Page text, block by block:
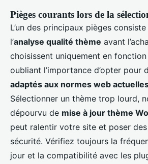
Pièges courants lors de la
L’un des principaux pièges
l’analyse qualité thème avant
choisissent uniquement en
oubliant l’importance d’opter pour
adaptés aux normes web
Sélectionner un thème trop lourd,
dépourvu de mise à jour thème
peut ralentir votre site et poser
sécurité. Vérifiez toujours la
jour et la compatibilité avec les